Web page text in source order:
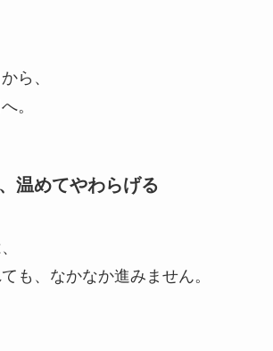
ら、
。
温めてやわらげる
も、なかなか進みません。